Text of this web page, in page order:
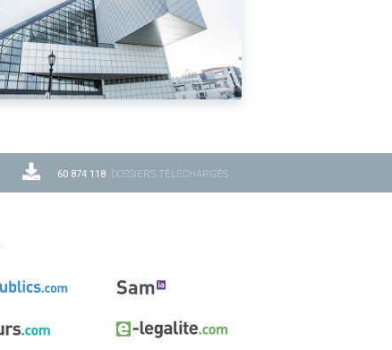
60 874 118 DOSSIERS TÉLÉCHARGÉS